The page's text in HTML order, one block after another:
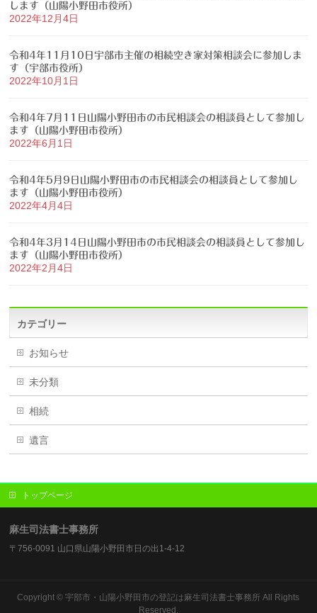
します（山陽小野田市役所）
2022年12月4日
令和4年11月10日宇部市主催の相続空き家対策相談会に参加しま
す（宇部市役所）
2022年10月1日
令和4年7月11日山陽小野田市の市民相談会の相談員として参加し
ます（山陽小野田市役所）
2022年6月1日
令和4年5月9日山陽小野田市の市民相談会の相談員として参加し
ます（山陽小野田市役所）
2022年4月4日
令和4年3月14日山陽小野田市の市民相談会の相談員として参加し
ます（山陽小野田市役所）
2022年2月4日
カテゴリー
お知らせ
未分類
相続
遺言
トップページ
麻生司法書士事務所
〒756-0091 山口県山陽小野田市日の出1-4-12
Copyright ©宇部市・山陽小野田市の登記は麻生司法書士事務所 All Rights
Reserved.